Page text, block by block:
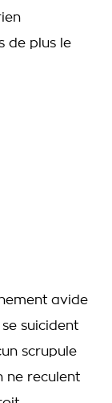
de plus le
avide
suicident
scrupule
ne reculent